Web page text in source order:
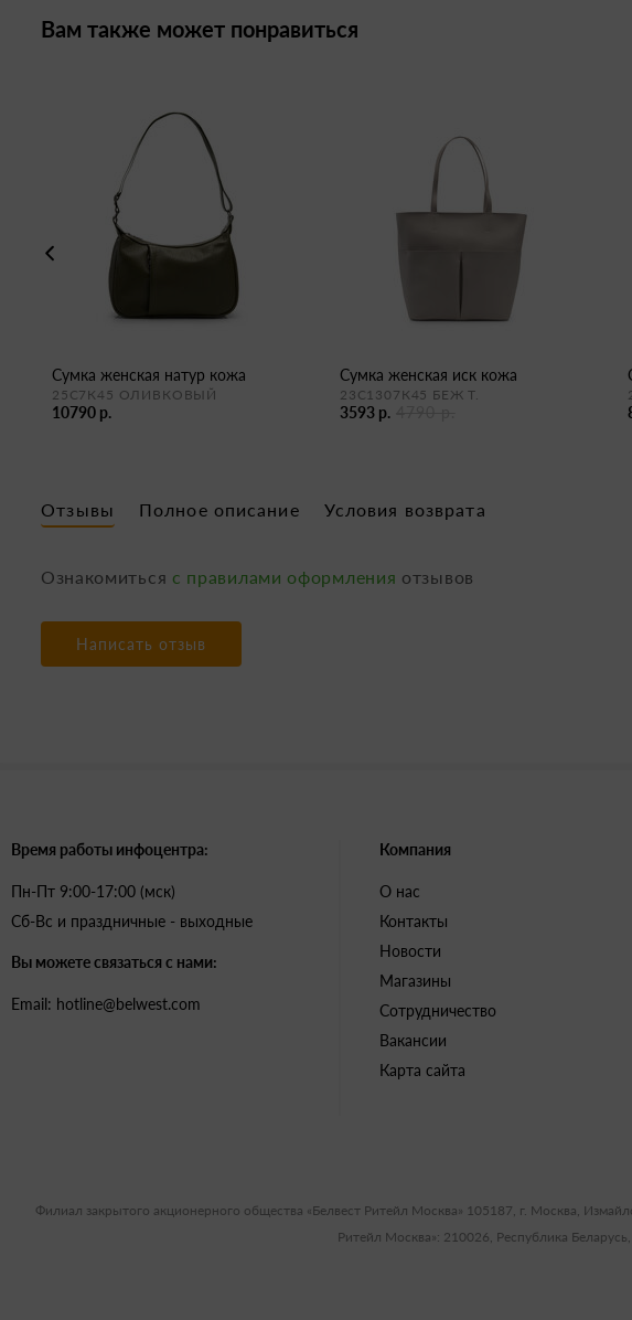
Вам также может понравиться
сумка женская натур кожа
25С7К45 ОЛИВКОВЫЙ
10790 р.
сумка женская иск кожа
23С1307К45 БЕЖ Т.
3593 р.
Отзывы Полное описание Условия возврата
Ознакомиться с правилами оформления отзывов
Написать отзыв
Время работы инфоцентра:
Пн-Пт 9:00-17:00 (мск)
Сб-Вс и праздничные - выходные
Вы можете связаться с нами:
Email: hotline@belwest.com
Компания
О нас
Контакты
Новости
Магазины
Сотрудничество
Вакансии
Карта сайта
Филиал закрытого акционерного общества «Белвест Ритейл Москва» 105187, г. Москва,
Ритейл Москва»: 210026, Республика